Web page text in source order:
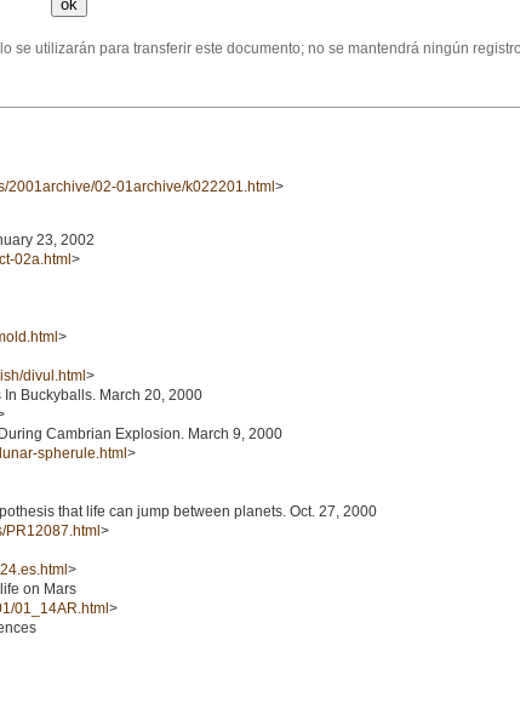
se utilizarán para transferir este documento; no se mantendrá ningún
2001archive/02-01archive/k022201.html >
23, 2002
02a.html >
>
divul.html >
Buckyballs. March 20, 2000
Cambrian Explosion. March 9, 2000
spherule.html >
that life can jump between planets. Oct. 27, 2000
PR12087.html >
>
on Mars
01_14AR.html >